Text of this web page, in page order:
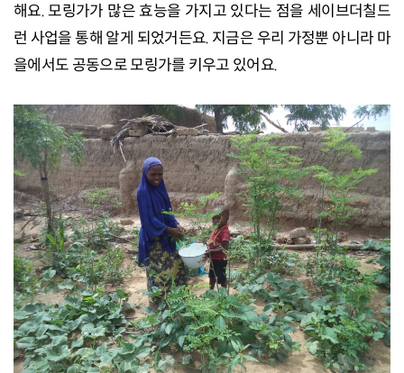
해요. 모링가가 많은 효능을 가지고 있다는 점을 세이브더칠드
런 사업을 통해 알게 되었거든요. 지금은 우리 가정뿐 아니라 마
을에서도 공동으로 모링가를 키우고 있어요.